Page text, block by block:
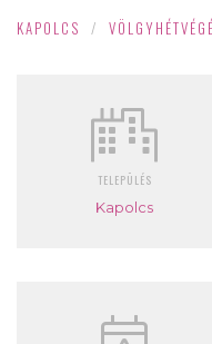
KAPOLCS /
TELEPÜLÉS
Kapolcs